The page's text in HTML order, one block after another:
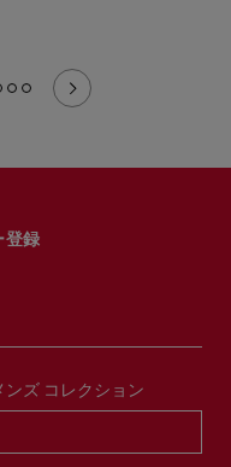
登録
ンズ コレクション